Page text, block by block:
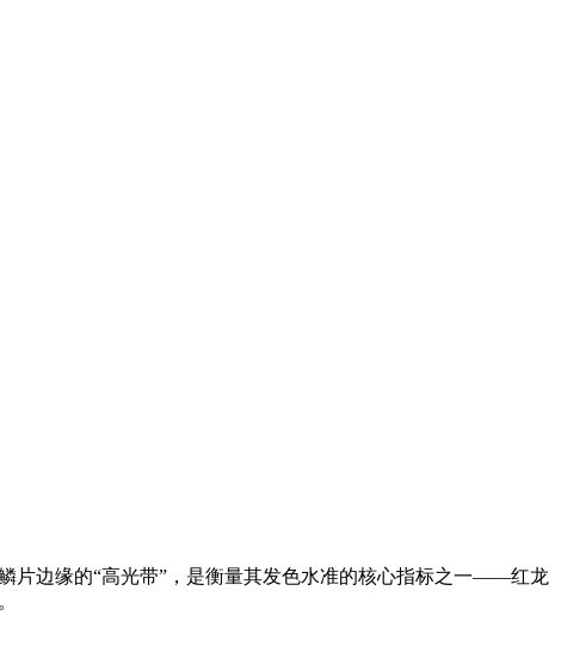
片边缘的“高光带”，是衡量其发色水准的核心指标之一——红龙